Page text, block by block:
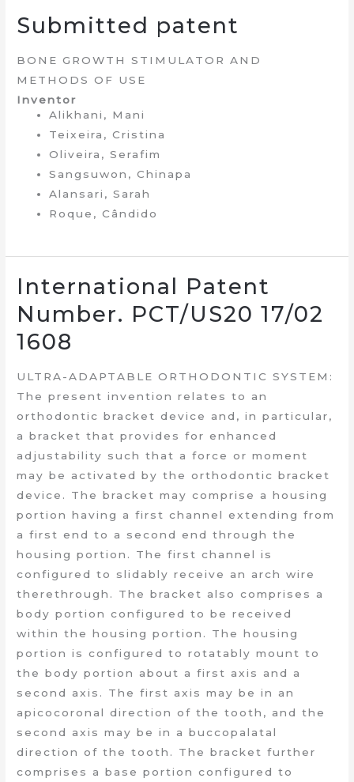
Submitted patent
BONE GROWTH STIMULATOR AND
METHODS OF USE
Inventor
Alikhani, Mani
Teixeira, Cristina
Oliveira, Serafim
Sangsuwon, Chinapa
Alansari, Sarah
Roque, Cândido
International Patent
Number. PCT/US20 17/02
1608
ULTRA-ADAPTABLE ORTHODONTIC SYSTEM:
The present invention relates to an
orthodontic bracket device and, in particular,
a bracket that provides for enhanced
adjustability such that a force or moment
may be activated by the orthodontic bracket
device. The bracket may comprise a housing
portion having a first channel extending from
a first end to a second end through the
housing portion. The first channel is
configured to slidably receive an arch wire
therethrough. The bracket also comprises a
body portion configured to be received
within the housing portion. The housing
portion is configured to rotatably mount to
the body portion about a first axis and a
second axis. The first axis may be in an
apicocoronal direction of the tooth, and the
second axis may be in a buccopalatal
direction of the tooth. The bracket further
comprises a base portion configured to